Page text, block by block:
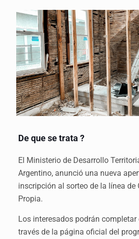
De que se trata ?
El Ministerio de Desarrollo
Argentino, anunció una nueva
inscripción al sorteo de la línea de
Propia.
Los interesados podrán
través de la página oficial del